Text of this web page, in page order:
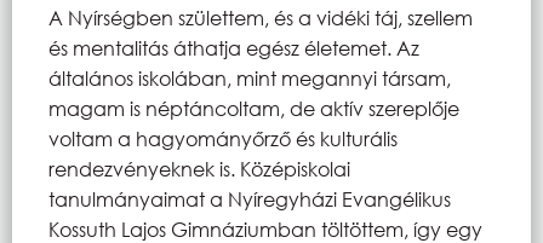
A Nyírségben születtem, és a vidéki táj, szellem
és mentalitás áthatja egész életemet. Az
általános iskolában, mint megannyi társam,
magam is néptáncoltam, de aktív szereplője
voltam a hagyományőrző és kulturális
rendezvényeknek is. Középiskolai
tanulmányaimat a Nyíregyházi Evangélikus
Kossuth Lajos Gimnáziumban töltöttem, így egy